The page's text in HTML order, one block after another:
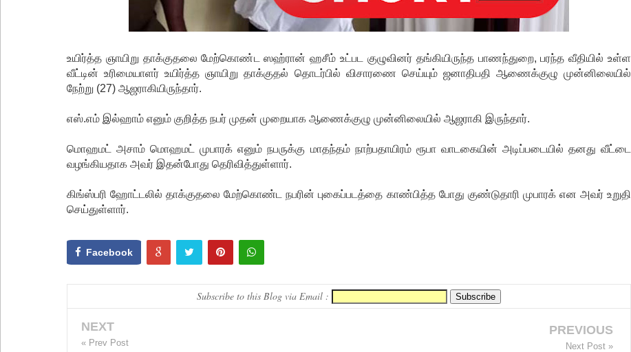
உயிர்த்த ஞாயிறு தாக்குதலை மேற்கொண்ட ஸஹ்ரான் ஹசீம் உட்பட குழுவினர் தங்கியிருந்த பாணந்துறை, பரந்த வீதியில் உள்ள
வீட்டின் உரிமையாளர் உயிர்த்த ஞாயிறு தாக்குதல் தொடர்பில் விசாரணை செய்யும் ஜனாதிபதி ஆணைக்குழு முன்னிலையில்
நேற்று (27) ஆஜராகியிருந்தார்.
எஸ்.எம் இல்ஹாம் எனும் குறித்த நபர் முதன் முறையாக ஆணைக்குழு முன்னிலையில் ஆஜராகி இருந்தார்.
மொஹமட் அசாம் மொஹமட் முபாரக் எனும் நபருக்கு மாதந்தம் நாற்பதாயிரம் ரூபா வாடகையின் அடிப்படையில் தனது வீட்டை
வழங்கியதாக அவர் இதன்போது தெரிவித்துள்ளார்.
கிங்ஸ்பரி ஹோட்டலில் தாக்குதலை மேற்கொண்ட நபரின் புகைப்படத்தை காண்பித்த போது குண்டுதாரி முபாரக் என அவர் உறுதி
செய்துள்ளார்.
Facebook
Subscribe to this Blog via Email :
NEXT
« Prev Post
PREVIOUS
Next Post »